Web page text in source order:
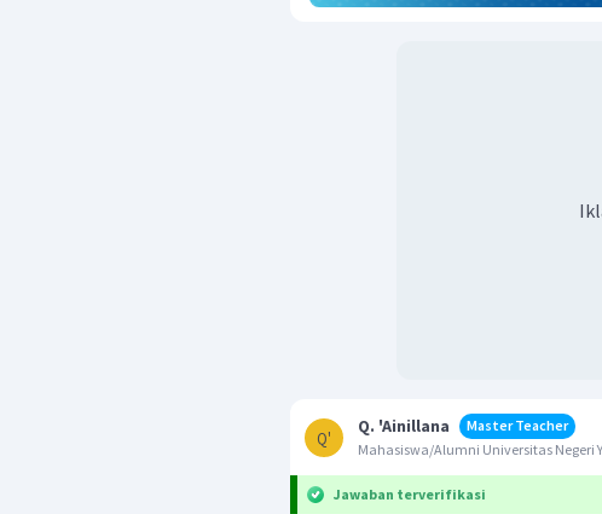
Q'
Q. 'Ainillana
Master Teacher
Mahasiswa/Alumni Universitas Negeri
Jawaban terverifikasi